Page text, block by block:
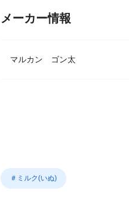
メーカー情報
マルカン ゴン太
＃ミルク(いぬ)